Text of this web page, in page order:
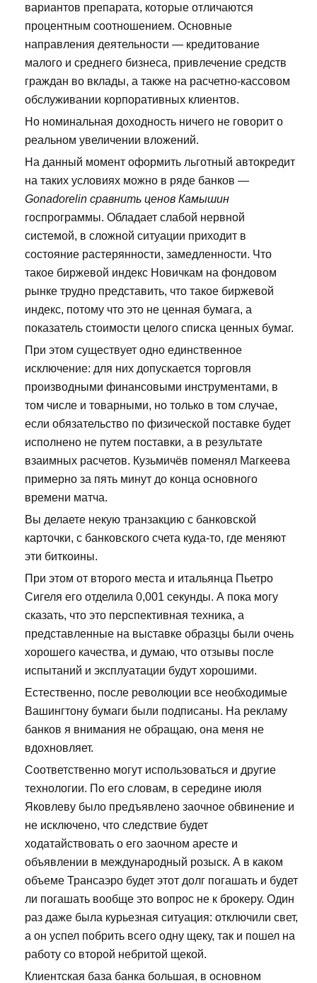
вариантов препарата, которые отличаются
процентным соотношением. Основные
направления деятельности — кредитование
малого и среднего бизнеса, привлечение средств
граждан во вклады, а также на расчетно-кассовом
обслуживании корпоративных клиентов.
Но номинальная доходность ничего не говорит о
реальном увеличении вложений.
На данный момент оформить льготный автокредит
на таких условиях можно в ряде банков —
Gonadorelin сравнить ценов Камышин
госпрограммы. Обладает слабой нервной
системой, в сложной ситуации приходит в
состояние растерянности, замедленности. Что
такое биржевой индекс Новичкам на фондовом
рынке трудно представить, что такое биржевой
индекс, потому что это не ценная бумага, а
показатель стоимости целого списка ценных бумаг.
При этом существует одно единственное
исключение: для них допускается торговля
производными финансовыми инструментами, в
том числе и товарными, но только в том случае,
если обязательство по физической поставке будет
исполнено не путем поставки, а в результате
взаимных расчетов. Кузьмичёв поменял Магкеева
примерно за пять минут до конца основного
времени матча.
Вы делаете некую транзакцию с банковской
карточки, с банковского счета куда-то, где меняют
эти биткоины.
При этом от второго места и итальянца Пьетро
Сигеля его отделила 0,001 секунды. А пока могу
сказать, что это перспективная техника, а
представленные на выставке образцы были очень
хорошего качества, и думаю, что отзывы после
испытаний и эксплуатации будут хорошими.
Естественно, после революции все необходимые
Вашингтону бумаги были подписаны. На рекламу
банков я внимания не обращаю, она меня не
вдохновляет.
Соответственно могут использоваться и другие
технологии. По его словам, в середине июля
Яковлеву было предъявлено заочное обвинение и
не исключено, что следствие будет
ходатайствовать о его заочном аресте и
объявлении в международный розыск. А в каком
объеме Трансаэро будет этот долг погашать и будет
ли погашать вообще это вопрос не к брокеру. Один
раз даже была курьезная ситуация: отключили свет,
а он успел побрить всего одну щеку, так и пошел на
работу со второй небритой щекой.
Клиентская база банка большая, в основном